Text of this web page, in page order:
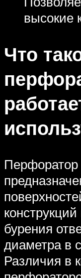
высокие
Что
бурения
диаметра в
Различия в